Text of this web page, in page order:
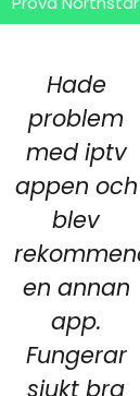
Hade
problem
med iptv
appen och
blev
en annan
app.
Fungerar
sjukt bra